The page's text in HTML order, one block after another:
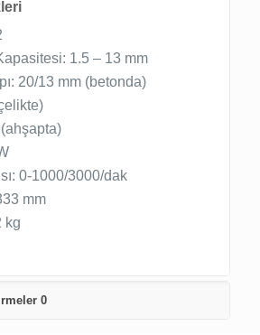
1.5 – 13 mm
20/13 mm (betonda)
0-1000/3000/dak
mm
kg
0